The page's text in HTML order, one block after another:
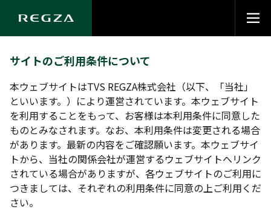
サイトのご利用条件について
本ウェブサイトはTVS REGZA株式会社（以下、「当社」
といいます。）により運営されています。本ウェブサイト
を利用することをもって、お客様は本利用条件に同意した
ものとみなされます。なお、本利用条件は変更される場合
があります。最新の内容をご確認願います。本ウェブサイ
トから、当社の関係会社が運営するウェブサイトへリンク
されている場合がありますが、各ウェブサイトのご利用に
つきましては、それぞれの利用条件に同意の上ご利用くだ
さい。